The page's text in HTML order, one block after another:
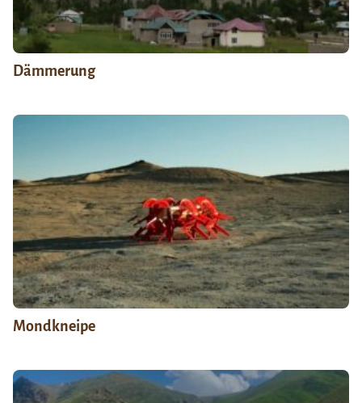
Dämmerung
Mondkneipe